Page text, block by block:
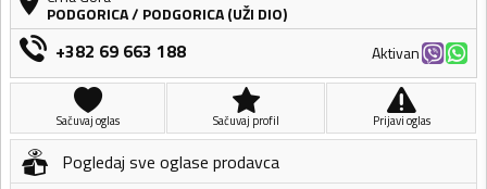
PODGORICA/ PODGORICA (UŽI DIO)
+382 69 663 188 Aktivan
Sačuvaj oglas Sačuvaj profil Prijavi oglas
Pogledaj sve oglase prodavca